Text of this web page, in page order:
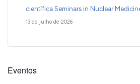
científica Seminars in Nuclear
13 de julho de 2026
Eventos